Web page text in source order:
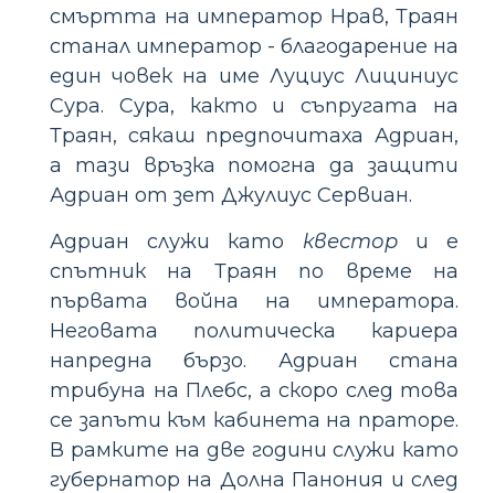
смъртта на император Нрав, Траян
станал император - благодарение на
един човек на име Луциус Лициниус
Сура. Сура, както и съпругата на
Траян, сякаш предпочитаха Адриан,
а тази връзка помогна да защити
Адриан от зет Джулиус Сервиан.
Адриан служи като квестори е
спътник на Траян по време на
първата война на императора.
Неговата политическа кариера
напредна бързо. Адриан стана
трибуна на Плебс, а скоро след това
се запъти към кабинета на праторе.
В рамките на две години служи като
губернатор на Долна Панония и след